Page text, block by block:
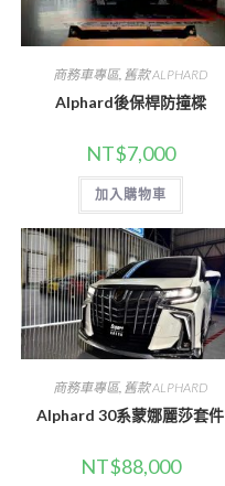
商務車專區, 舊款 ALPHARD
Alphard後保桿防撞樑
NT$7,000
加入購物車
商務車專區, 舊款 ALPHARD
Alphard 30系蒙娜麗莎套件
NT$88,000